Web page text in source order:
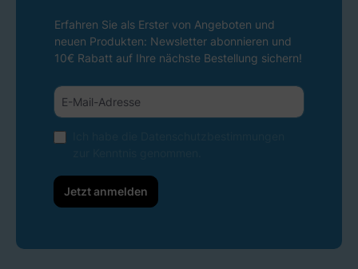
Erfahren Sie als Erster von Angeboten und
neuen Produkten: Newsletter abonnieren und
10€ Rabatt auf Ihre nächste Bestellung sichern!
Jetzt anmelden